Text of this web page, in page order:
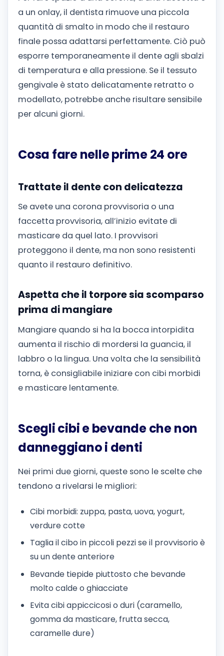
a un onlay, il dentista rimuove una piccola
quantità di smalto in modo che il restauro
finale possa adattarsi perfettamente. Ciò può
esporre temporaneamente il dente agli sbalzi
di temperatura e alla pressione. Se il tessuto
gengivale è stato delicatamente retratto o
modellato, potrebbe anche risultare sensibile
per alcuni giorni.
Cosa fare nelle prime 24 ore
Trattate il dente con delicatezza
Se avete una corona provvisoria o una
faccetta provvisoria, all’inizio evitate di
masticare da quel lato. I provvisori
proteggono il dente, ma non sono resistenti
quanto il restauro definitivo.
Aspetta che il torpore sia scomparso
prima di mangiare
Mangiare quando si ha la bocca intorpidita
aumenta il rischio di mordersi la guancia, il
labbro o la lingua. Una volta che la sensibilità
torna, è consigliabile iniziare con cibi morbidi
e masticare lentamente.
Scegli cibi e bevande che non
danneggiano i denti
Nei primi due giorni, queste sono le scelte che
tendono a rivelarsi le migliori:
Cibi morbidi: zuppa, pasta, uova, yogurt,
verdure cotte
Taglia il cibo in piccoli pezzi se il provvisorio è
su un dente anteriore
Bevande tiepide piuttosto che bevande
molto calde o ghiacciate
Evita cibi appiccicosi o duri (caramello,
gomma da masticare, frutta secca,
caramelle dure)